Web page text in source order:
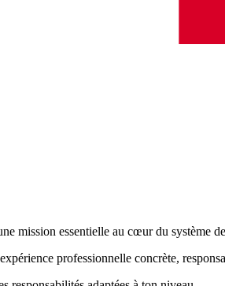
mission essentielle au cœur du système
professionnelle concrète,